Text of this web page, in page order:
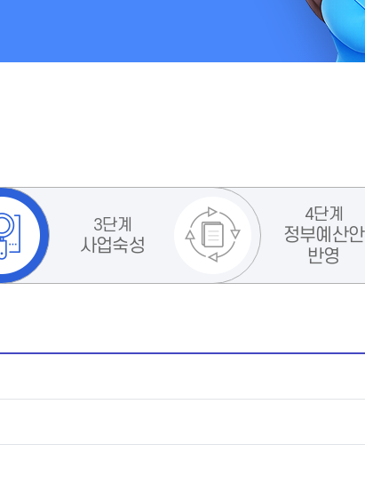
3단계
사업숙성
4단계
정부예산안
반영